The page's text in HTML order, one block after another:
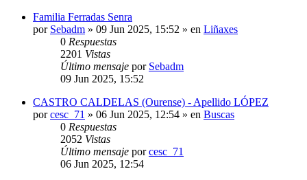
Familia Ferradas Senra
por Sebadm » 09 Jun 2025, 15:52 » en Liñaxes
0 Respuestas
2201 Vistas
Último mensaje por Sebadm
09 Jun 2025, 15:52
CASTRO CALDELAS (Ourense) - Apellido LÓPEZ
porcesc_71 » 06 Jun 2025, 12:54 » en Buscas
0 Respuestas
2052 Vistas
Último mensaje porcesc_71
06 Jun 2025, 12:54